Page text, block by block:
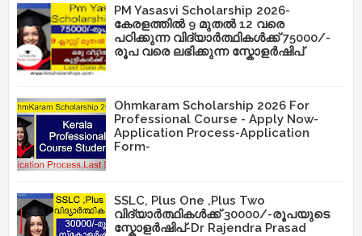
PM Yasasvi Scholarship 2026-
കേരളത്തിൽ 9 മുതൽ 12 വരെ
പഠിക്കുന്ന വിദ്യാർത്ഥികൾക്ക് 75000/-
രൂപ വരെ ലഭിക്കുന്ന സ്കോളർഷിപ്
Ohmkaram Scholarship 2026 For
Professional Course - Apply Now-
Application Process-Application
Form-
SSLC, Plus One ,Plus Two
വിദ്യാർത്ഥികൾക്ക് 30000/-രൂപയുടെ
സ്കോളർഷിപ്-Dr Rajendra Prasad